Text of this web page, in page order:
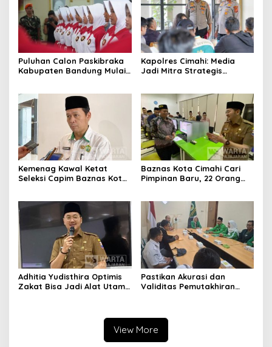
Puluhan Calon Paskibraka
Kabupaten Bandung Mulai
Kapolres Cimahi: Media
Jadi Mitra Strategis
Kemenag Kawal Ketat
Seleksi Capim Baznas Kota
Berintegritas
Baznas Kota Cimahi Cari
Pimpinan Baru, 22 Orang
Adhitia Yudisthira Optimis
Zakat Bisa Jadi Alat Utama
Pastikan Akurasi dan
Validitas Pemutakhiran
View More